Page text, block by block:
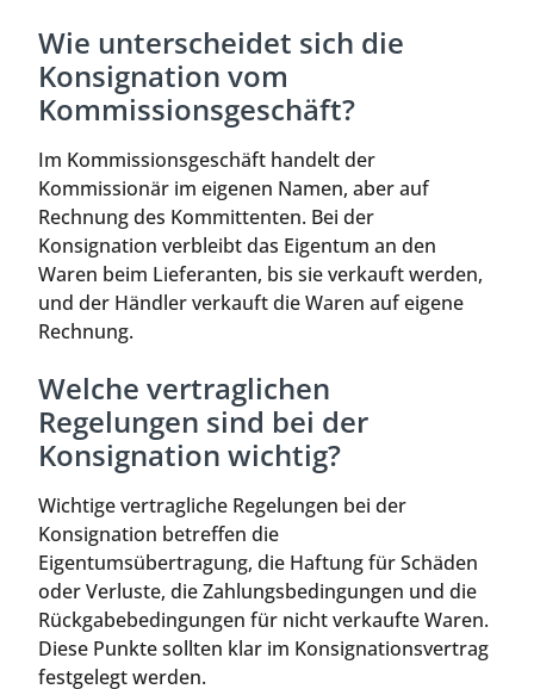
Wie unterscheidet sich die
Konsignation vom
Kommissionsgeschäft?
Im Kommissionsgeschäft handelt der
Kommissionär im eigenen Namen, aber auf
Rechnung des Kommittenten. Bei der
Konsignation verbleibt das Eigentum an den
Waren beim Lieferanten, bis sie verkauft werden,
und der Händler verkauft die Waren auf eigene
Rechnung.
Welche vertraglichen
Regelungen sind bei der
Konsignation wichtig?
Wichtige vertragliche Regelungen bei der
Konsignation betreffen die
Eigentumsübertragung, die Haftung für Schäden
oder Verluste, die Zahlungsbedingungen und die
Rückgabebedingungen für nicht verkaufte Waren.
Diese Punkte sollten klar im Konsignationsvertrag
festgelegt werden.